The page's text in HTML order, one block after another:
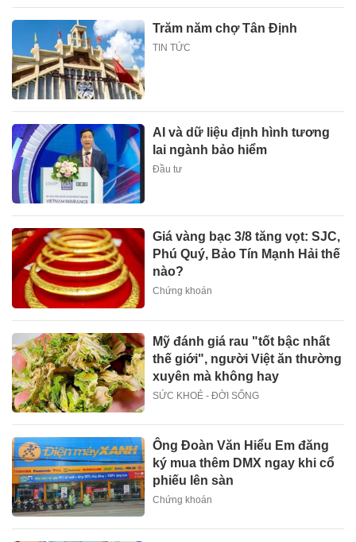
Trăm năm chợ Tân Định
TIN TỨC
AI và dữ liệu định hình tương
lai ngành bảo hiểm
Đầu tư
Giá vàng bạc 3/8 tăng vọt: SJC,
Phú Quý, Bảo Tín Mạnh Hải thế
nào?
Chứng khoán
Mỹ đánh giá rau "tốt bậc nhất
thế giới", người Việt ăn thường
xuyên mà không hay
SỨC KHOẺ - ĐỜI SỐNG
Ông Đoàn Văn Hiểu Em đăng
ký mua thêm DMX ngay khi cổ
phiếu lên sàn
Chứng khoán